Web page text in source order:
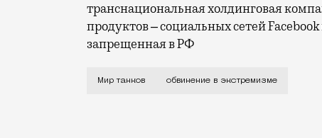
транснациональная холдинговая
продуктов ‒ социальных сетей
запрещенная в РФ
Мир танков обвинение в экстремизме